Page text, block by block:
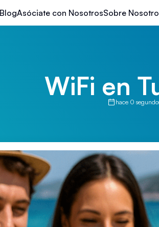
BlogAsóciate con NosotrosSobre
WiFi en
hace 0